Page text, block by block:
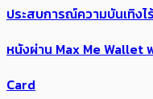
ประสบการณ์ความบันเทิงไ
หนังผ่าน Max Me
Card